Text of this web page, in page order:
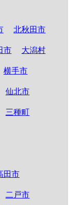
北秋田市
市 大潟村
横手市
仙北市
三種町
田市
二戸市